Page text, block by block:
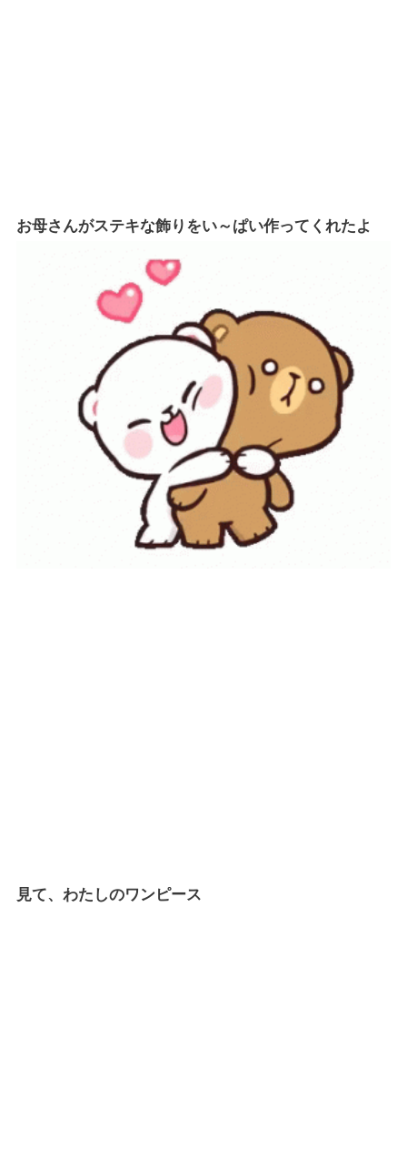
お母さんがステキな飾りをい～ぱい作ってくれたよ
見て、わたしのワンピース